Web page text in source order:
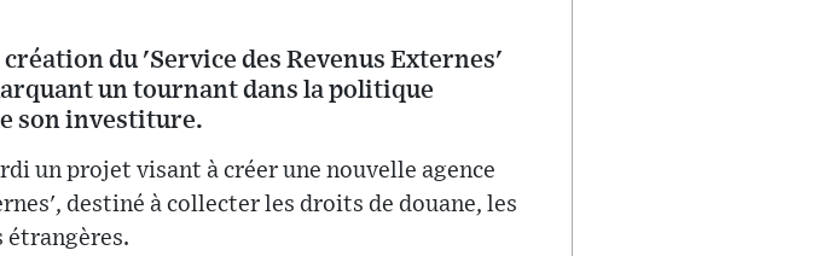
du 'Service des Revenus Externes'
un tournant dans la politique
son investiture.
un projet visant à créer une nouvelle agence
destiné à collecter les droits de douane, les
étrangères.